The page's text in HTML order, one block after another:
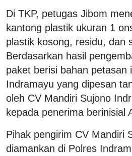
Di TKP, petugas Jibom
kantong plastik ukuran 1
plastik kosong, residu, dan
Berdasarkan hasil
paket berisi bahan petasan
Indramayu yang dipesan
oleh CV Mandiri Sujono
kepada penerima berinisial
Pihak pengirim CV Mandiri
diamankan di Polres